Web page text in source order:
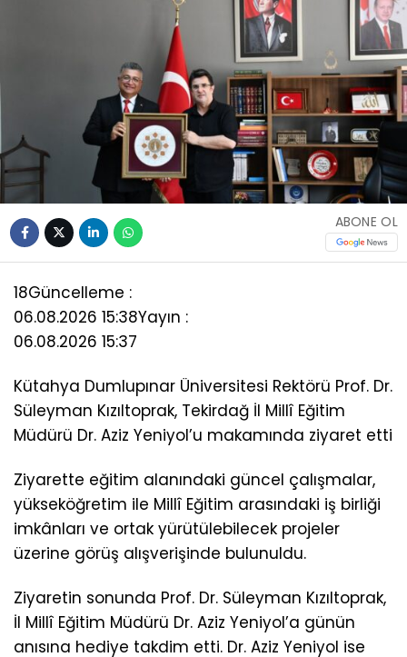
ABONE OL
18Güncelleme :
06.08.2026 15:38Yayın :
06.08.2026 15:37
Kütahya Dumlupınar Üniversitesi Rektörü Prof. Dr.
Süleyman Kızıltoprak, Tekirdağ İl Millî Eğitim
Müdürü Dr. Aziz Yeniyol’u makamında ziyaret etti
Ziyarette eğitim alanındaki güncel çalışmalar,
yükseköğretim ile Millî Eğitim arasındaki iş birliği
imkânları ve ortak yürütülebilecek projeler
üzerine görüş alışverişinde bulunuldu.
Ziyaretin sonunda Prof. Dr. Süleyman Kızıltoprak,
İl Millî Eğitim Müdürü Dr. Aziz Yeniyol’a günün
anısına hediye takdim etti. Dr. Aziz Yeniyol ise